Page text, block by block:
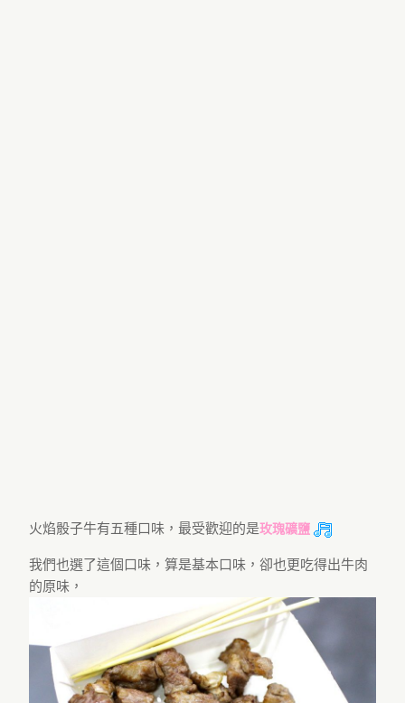
火焰骰子牛有五種口味，最受歡迎的是玫瑰礦鹽
我們也選了這個口味，算是基本口味，卻也更吃得出牛肉
的原味，